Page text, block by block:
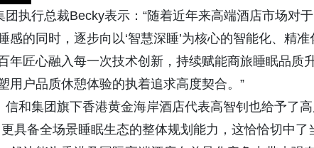
执行总裁Becky表示：“随着近年来高端酒店市场对于
的同时，逐步向以‘智慧深睡’为核心的智能化、精准
年匠心融入每一次技术创新，持续赋能商旅睡眠品质
用户品质休憩体验的执着追求高度契合。”
和集团旗下香港黄金海岸酒店代表高智钊也给予了
具备全场景睡眠生态的整体规划能力，这恰恰切中了